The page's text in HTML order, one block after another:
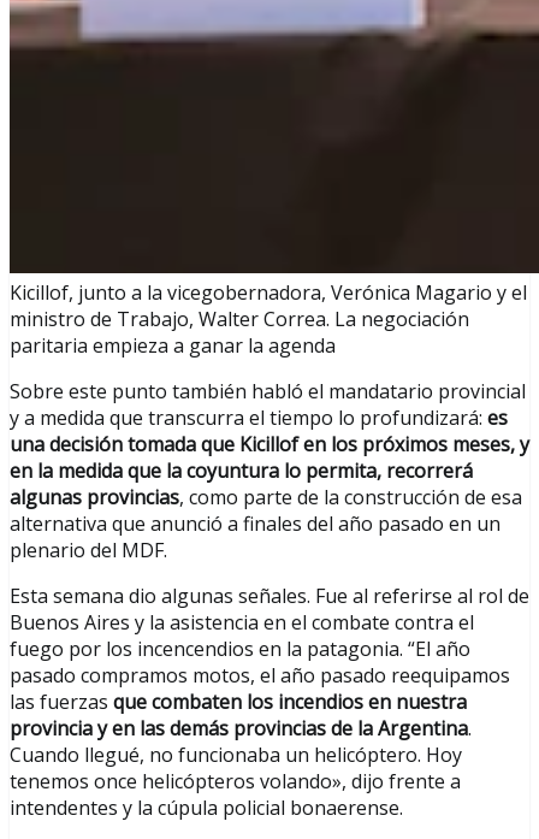
Kicillof, junto a la vicegobernadora, Verónica Magario y el
ministro de Trabajo, Walter Correa. La negociación
paritaria empieza a ganar la agenda
Sobre este punto también habló el mandatario provincial
y a medida que transcurra el tiempo lo profundizará: es
una decisión tomada que Kicillof en los próximos meses, y
en la medida que la coyuntura lo permita, recorrerá
algunas provincias, como parte de la construcción de esa
alternativa que anunció a finales del año pasado en un
plenario del MDF.
Esta semana dio algunas señales. Fue al referirse al rol de
Buenos Aires y la asistencia en el combate contra el
fuego por los incencendios en la patagonia. “El año
pasado compramos motos, el año pasado reequipamos
las fuerzas que combaten los incendios en nuestra
provincia y en las demás provincias de la Argentina.
Cuando llegué, no funcionaba un helicóptero. Hoy
tenemos once helicópteros volando», dijo frente a
intendentes y la cúpula policial bonaerense.